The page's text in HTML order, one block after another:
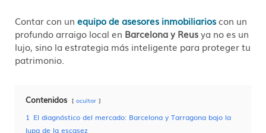
Contar con un equipo de asesores inmobiliarioscon un
profundo arraigo local en Barcelona y Reusya no es un
lujo, sino la estrategia más inteligente para proteger tu
patrimonio
Contenidos ocultar
1 El diagnóstico del mercado: Barcelona y Tarragona bajo la
lupa de la escasez